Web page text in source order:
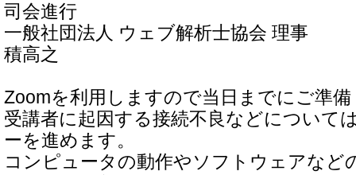
司会進行
一般社団法人 ウェブ解析士協会 理事
積高之
Zoomを利用しますので当日までにご準
受講者に起因する接続不良などについて
ーを進めます。
コンピュータの動作やソフトウェアなど